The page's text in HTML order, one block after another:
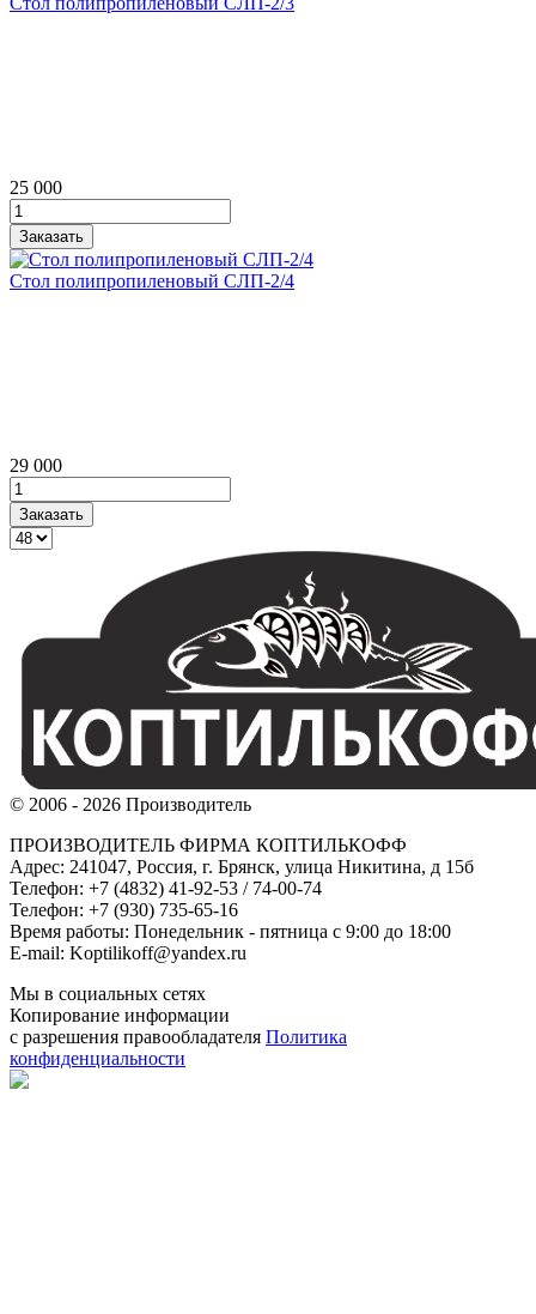
25 000
Стол полипропиленовый СЛП‑2/4
29 000
© 2006 - 2026 Производитель
ПРОИЗВОДИТЕЛЬ ФИРМА КОПТИЛЬКОФФ
Адрес: 241047, Россия, г. Брянск, улица Никитина, д 15б
Телефон: +7 (4832) 41-92-53 / 74-00-74
Телефон: +7 (930) 735-65-16
Время работы: Понедельник - пятница с 9:00 до 18:00
E-mail: Koptilikoff@yandex.ru
Мы в социальных сетях
Копирование информации
с разрешения правообладателя Политика
конфиденциальности